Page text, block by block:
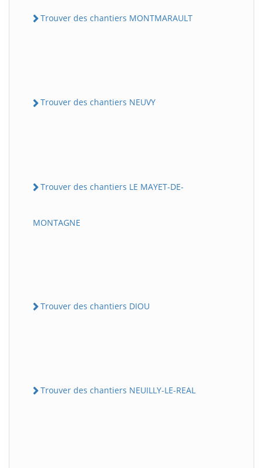
Trouver des chantiers MONTMARAULT
Trouver des chantiers NEUVY
Trouver des chantiers LE MAYET-DE-
MONTAGNE
Trouver des chantiers DIOU
Trouver des chantiers NEUILLY-LE-REAL